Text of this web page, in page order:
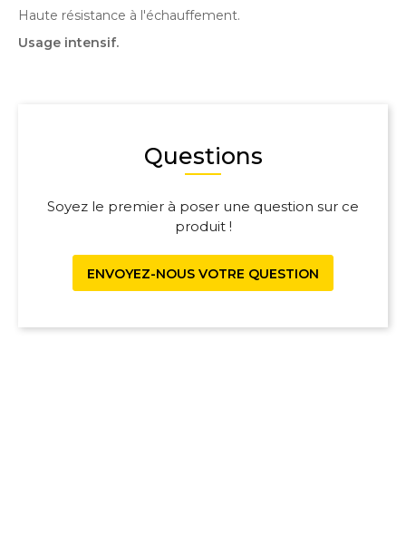
Haute résistance à l'échauffement.
Usage intensif.
Questions
Soyez le premier à poser une question sur ce
produit !
ENVOYEZ-NOUS VOTRE QUESTION